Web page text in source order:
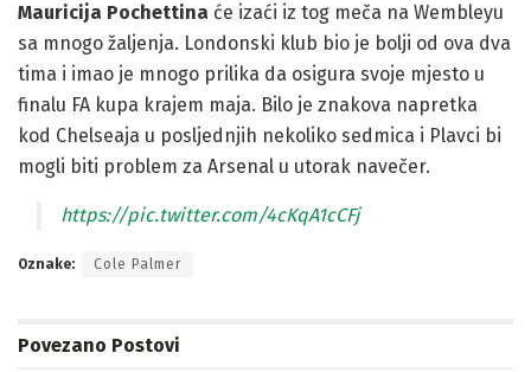
Mauricija Pochettina će izaći iz tog meča na Wembleyu
sa mnogo žaljenja. Londonski klub bio je bolji od ova dva
tima i imao je mnogo prilika da osigura svoje mjesto u
finalu FA kupa krajem maja. Bilo je znakova napretka
kod Chelseaja u posljednjih nekoliko sedmica i Plavci bi
mogli biti problem za Arsenal u utorak navečer.
https://pic.twitter.com/4cKqA1cCFj
Oznake: Cole Palmer
Povezano Postovi